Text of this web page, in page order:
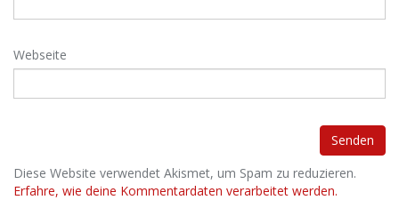
Webseite
Diese Website verwendet Akismet, um Spam zu reduzieren.
Erfahre, wie deine Kommentardaten verarbeitet werden.